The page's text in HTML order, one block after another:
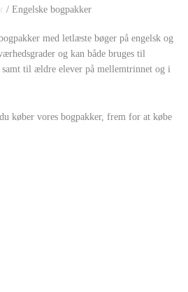
/ Engelske bogpakker
med letlæste bøger på engelsk og
og kan både bruges til
til ældre elever på mellemtrinnet og i
køber vores bogpakker, frem for at købe